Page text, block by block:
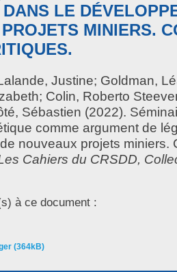
LE
MINIERS.
Justine; Goldman,
; Colin, Roberto
Sébastien (2022).
comme argument de
nouveaux projets miniers.
Cahiers du CRSDD,
à ce document :
(364kB)